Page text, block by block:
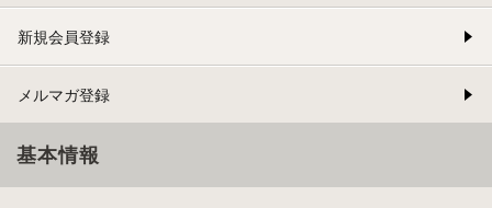
新規会員登録
メルマガ登録
基本情報